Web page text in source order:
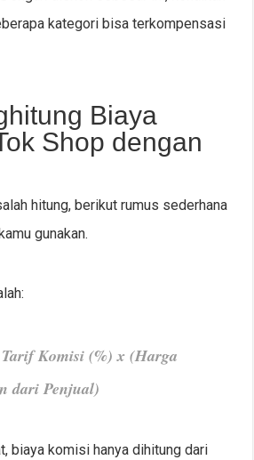
kategori bisa terkompensasi
Biaya
Shop dengan
hitung, berikut rumus sederhana
gunakan.
Komisi (%) x (Harga
dari Penjual)
biaya komisi hanya dihitung dari